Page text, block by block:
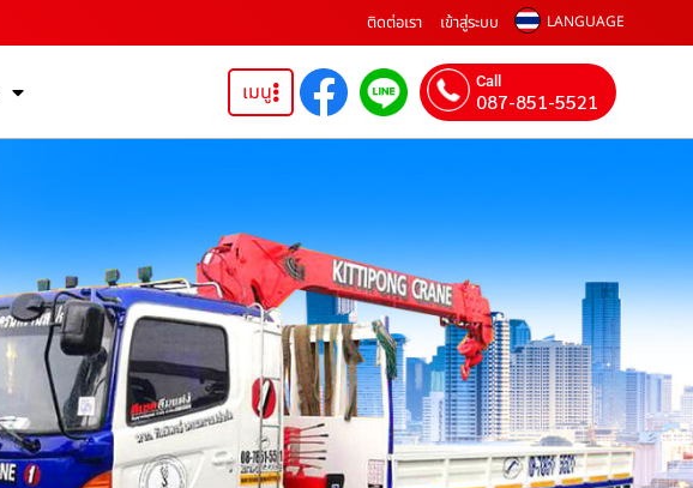
ติดต่อเรา เข้าสู่ระบบ LANGUAGE
เมนู Call
087-851-5521